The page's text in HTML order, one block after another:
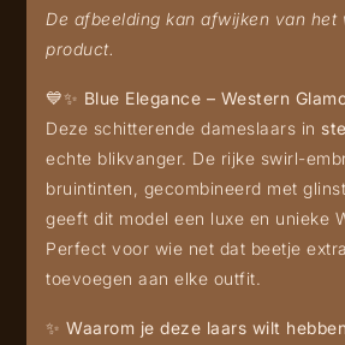
De afbeelding kan afwijken van het
product.
💙✨ Blue Elegance – Western
Deze schitterende dameslaars in
echte blikvanger. De rijke swirl-
bruintinten, gecombineerd met
geeft dit model een luxe en unieke
Perfect voor wie net dat beetje
toevoegen aan elke outfit.
✨ Waarom je deze laars wilt